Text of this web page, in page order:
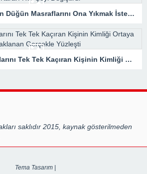
Ailesi Kız Kardeşinin Düğün Masraflarını Ona Yıkmak İstedi, Ama Evin Gerçek Sahibinin Kararı Her Şeyi Değiştirdi
Babasının Yeni Aşklarını Tek Tek Kaçıran Kişinin Kimliği Ortaya Çıkınca Aile Yıllardır Saklanan Gerçekle Yüzleşti
saklıdır 2015, kaynak gösterilmeden
Tema Tasarım |